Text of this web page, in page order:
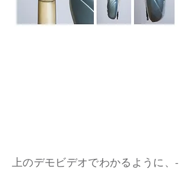
上のデモビデオでわかるように、-